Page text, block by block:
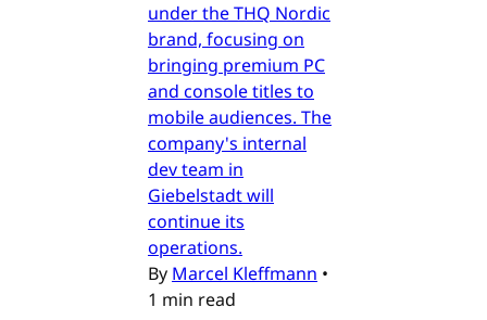
under the THQ Nordic
brand, focusing on
bringing premium PC
and console titles to
mobile audiences. The
company's internal
dev team in
Giebelstadt will
continue its
operations.
By Marcel Kleffmann •
1 min read